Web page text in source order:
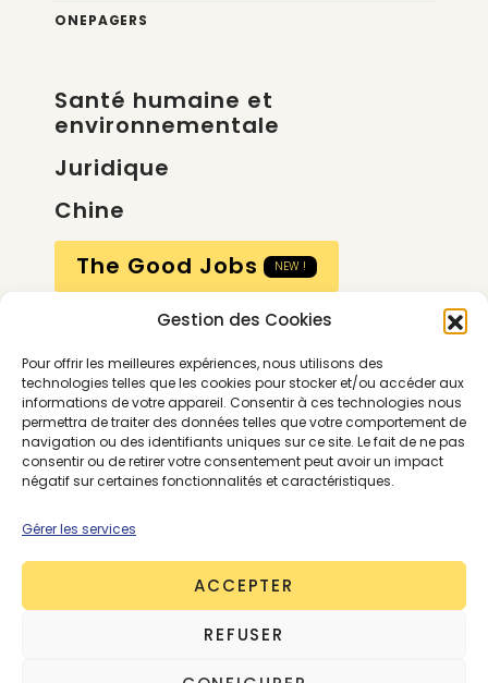
Gestion des Cookies
Pour offrir les meilleures expériences, nous utilisons des
technologies telles que les cookies pour stocker et/ou accéder aux
informations de votre appareil. Consentir à ces technologies nous
permettra de traiter des données telles que votre comportement de
navigation ou des identifiants uniques sur ce site. Le fait de ne pas
consentir ou de retirer votre consentement peut avoir un impact
négatif sur certaines fonctionnalités et caractéristiques.
Gérer les services
ACCEPTER
REFUSER
ONEPAGERS
Santé humaine et
environnementale
Juridique
Chine
The Good Jobs
NEW !
Compte
Calendrier
Contactez-nous
Conditions générales
Mentions légales